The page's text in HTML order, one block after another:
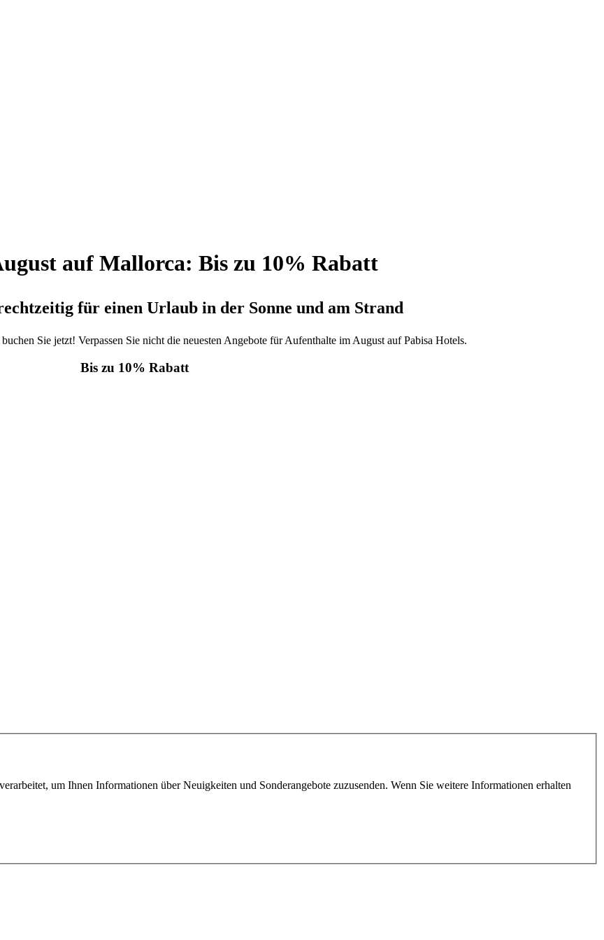
auf Mallorca: Bis zu 10% Rabatt
für einen Urlaub in der Sonne und am Strand
Sie jetzt! Verpassen Sie nicht die neuesten Angebote für Aufenthalte im August auf Pabisa Hotels.
Bis zu 10% Rabatt
um Ihnen Informationen über Neuigkeiten und Sonderangebote zuzusenden. Wenn Sie weitere Informationen erhalten